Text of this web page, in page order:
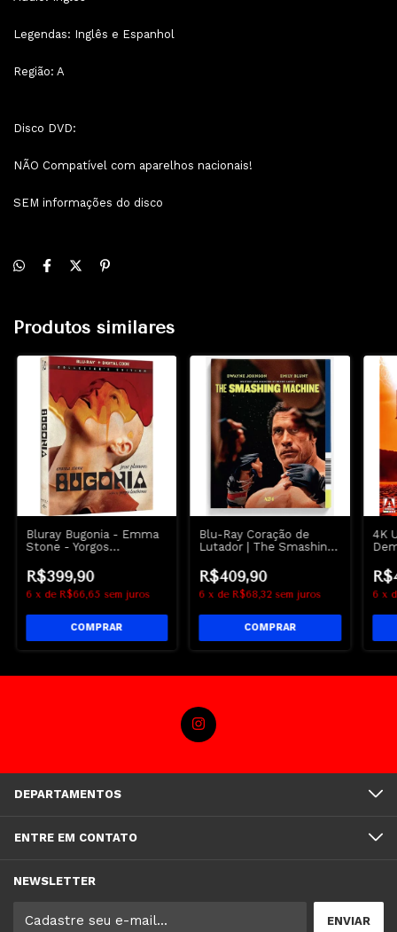
Legendas: Inglês e Espanhol
Região: A
Disco DVD:
NÃO Compatível com aparelhos nacionais!
SEM informações do disco
Produtos similares
Bluray Bugonia - Emma
Stone - Yorgos
R$399,90
6 x de R$66,65 sem juros
Blu-Ray Coração de
Lutador | The Smashing
Dwayne Johnson
R$409,90
6 x de R$68,32 sem juros
4K
6 x
DEPARTAMENTOS
ENTRE EM CONTATO
NEWSLETTER